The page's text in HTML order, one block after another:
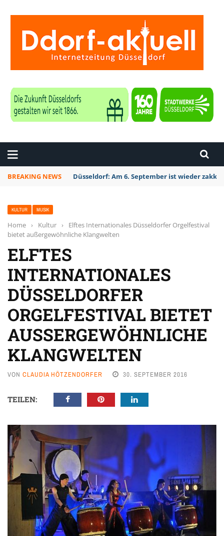
BREAKING NEWS Düsseldorf: Am 6. September ist wieder zakk
KULTUR MUSIK
Home › Kultur ›
Elftes Internationales Düsseldorfer Orgelfestival
bietet außergewöhnliche Klangwelten
ELFTES
INTERNATIONALES
DÜSSELDORFER
ORGELFESTIVAL BIETET
AUSSERGEWÖHNLICHE K
LANGWELTEN
VON CLAUDIA HÖTZENDORFER 30. SEPTEMBER 2016
TEILEN: